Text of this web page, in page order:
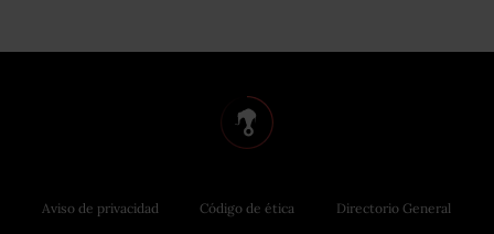
Aviso de privacidad Código de ética Directorio General